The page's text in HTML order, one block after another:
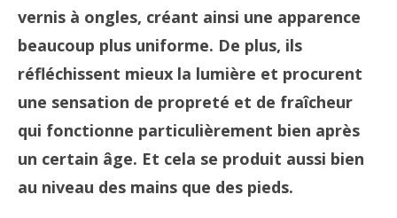
vernis à ongles, créant ainsi une apparence
beaucoup plus uniforme. De plus, ils
réfléchissent mieux la lumière et procurent
une sensation de propreté et de fraîcheur
qui fonctionne particulièrement bien après
un certain âge. Et cela se produit aussi bien
au niveau des mains que des pieds.